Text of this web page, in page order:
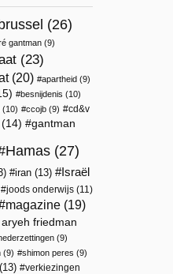
(26)
gantman (9)
(23)
(20) apartheid (9)
besnijdenis (10)
(10) ccojb (9)
cd&v
(14) gantman
Hamas (27)
iran (13)
Israël
joods onderwijs (11)
magazine (19)
friedman
(9)
(9) shimon peres (9)
(13)
verkiezingen